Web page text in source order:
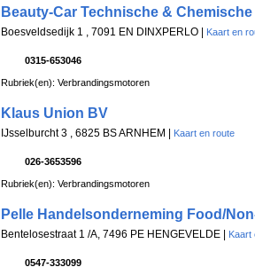
Beauty-Car Technische &
Boesveldsedijk 1 , 7091 EN DINXPERLO | Kaart en
0315-653046
Rubriek(en): Verbrandingsmotoren
Klaus Union BV
IJsselburcht 3 , 6825 BS ARNHEM | Kaart en route
026-3653596
Rubriek(en): Verbrandingsmotoren
Pelle Handelsonderneming Food/
Bentelosestraat 1 /A, 7496 PE HENGEVELDE | Kaart
0547-333099